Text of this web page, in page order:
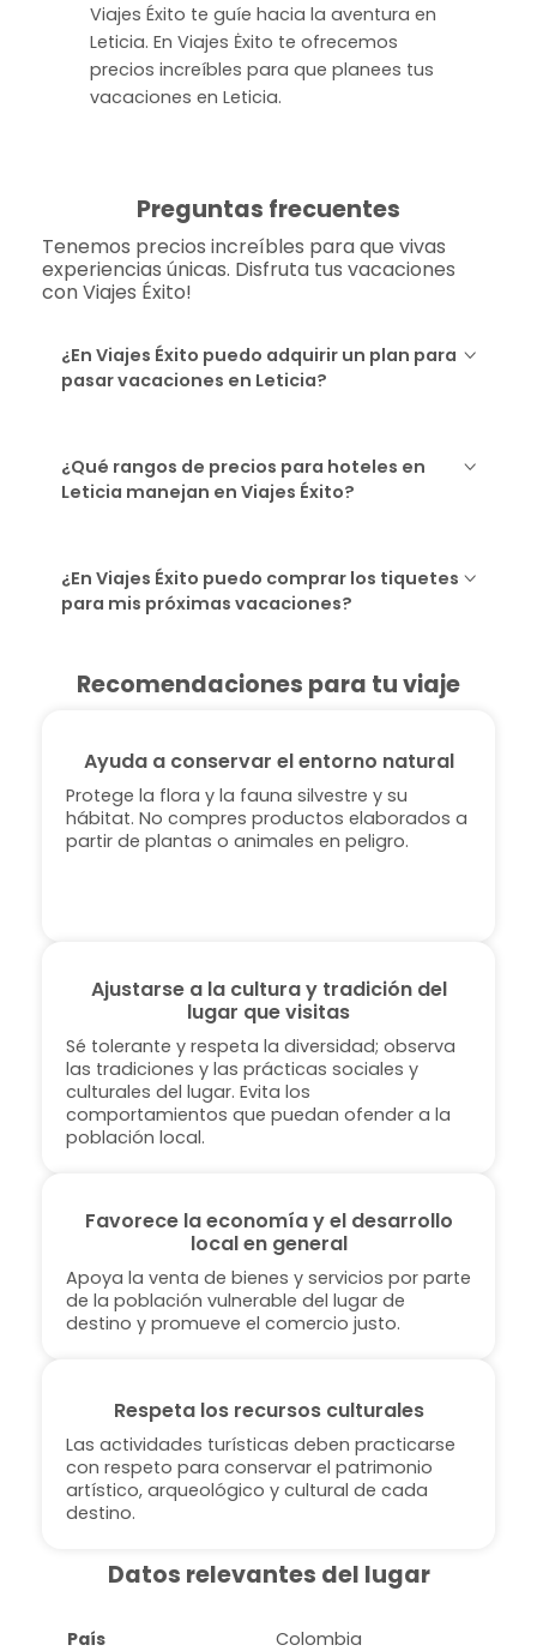
Viajes Éxito te guíe hacia la aventura en
Leticia. En Viajes Ėxito te ofrecemos
precios increíbles para que planees tus
vacaciones en Leticia.
Preguntas frecuentes
Tenemos precios increíbles para que vivas
experiencias únicas. Disfruta tus vacaciones
con Viajes Éxito!
¿En Viajes Éxito puedo adquirir un plan para
pasar vacaciones en Leticia?
¿Qué rangos de precios para hoteles en
Leticia manejan en Viajes Éxito?
¿En Viajes Éxito puedo comprar los tiquetes
para mis próximas vacaciones?
Recomendaciones para tu viaje
Ayuda a conservar el entorno natural
Protege la flora y la fauna silvestre y su
hábitat. No compres productos elaborados a
partir de plantas o animales en peligro.
Ajustarse a la cultura y tradición del
lugar que visitas
Sé tolerante y respeta la diversidad; observa
las tradiciones y las prácticas sociales y
culturales del lugar. Evita los
comportamientos que puedan ofender a la
población local.
Favorece la economía y el desarrollo
local en general
Apoya la venta de bienes y servicios por parte
de la población vulnerable del lugar de
destino y promueve el comercio justo.
Respeta los recursos culturales
Las actividades turísticas deben practicarse
con respeto para conservar el patrimonio
artístico, arqueológico y cultural de cada
destino.
Datos relevantes del lugar
País Colombia